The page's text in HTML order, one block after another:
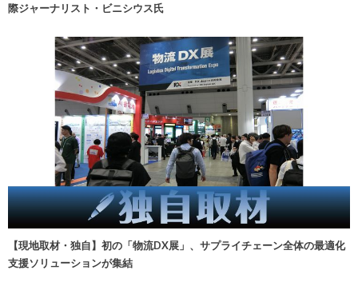
際ジャーナリスト・ビニシウス氏
【現地取材・独自】初の「物流DX展」、サプライチェーン全体の最適化
支援ソリューションが集結